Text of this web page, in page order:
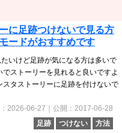
に足跡つけないで見る方
ードがおすすめです
いけど足跡が気になる方は多いで
でストーリーを見れると良いですよ
スタストーリーに足跡を付けないで
2026-06-27｜公開：2017-06-28
足跡
つけない 方法